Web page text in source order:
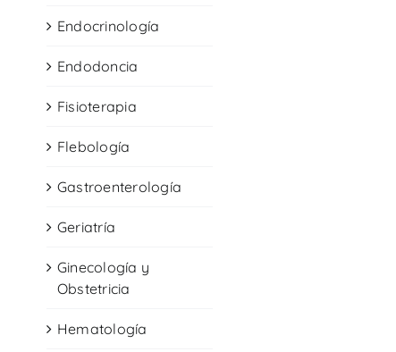
Endocrinología
Endodoncia
Fisioterapia
Flebología
Gastroenterología
Geriatría
Ginecología y
Obstetricia
Hematología